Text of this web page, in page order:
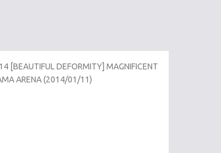
[BEAUTIFUL DEFORMITY] MAGNIFICENT
ARENA (2014/01/11)